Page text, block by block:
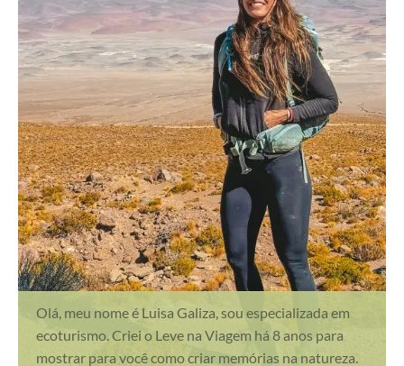
Olá, meu nome é Luisa Galiza, sou especializada em
ecoturismo. Criei o Leve na Viagem há 8 anos para
mostrar para você como criar memórias na natureza.